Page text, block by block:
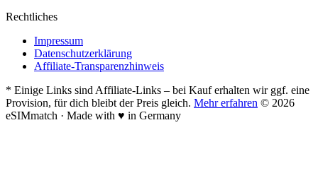
Rechtliches
Impressum
Datenschutzerklärung
Affiliate-Transparenzhinweis
* Einige Links sind Affiliate-Links – bei Kauf erhalten wir ggf. eine
Provision, für dich bleibt der Preis gleich. Mehr erfahren © 2026
eSIMmatch · Made with ♥ in Germany